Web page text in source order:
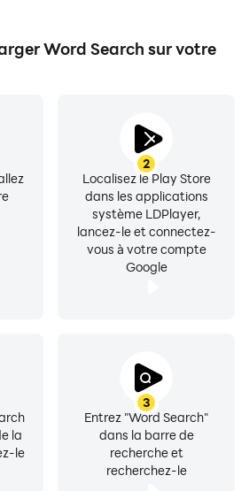
Word Search sur votre
2
Localisez le Play Store
dans les applications
système LDPlayer,
lancez-le et connectez-
vous à votre compte
Google
3
Entrez "Word Search"
dans la barre de
recherche et
recherchez-le
la
le